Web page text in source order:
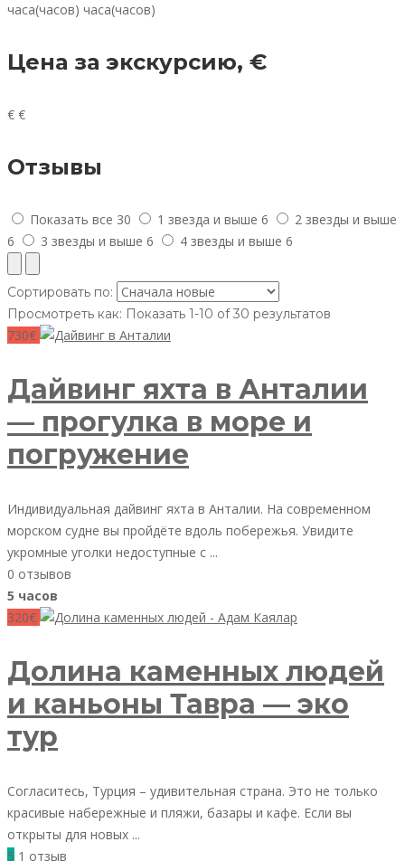
часа(часов) часа(часов)
Цена за экскурсию, €
€ €
Отзывы
Показать все 30 1 звезда и выше 6
2 звезды и выше
6
3 звезды и выше 6 4 звезды и выше 6
Сортировать по:
Просмотреть как: Показать 1-10 of 30 результатов
730€
Дайвинг яхта в Анталии
— прогулка в море и
погружение
Индивидуальная дайвинг яхта в Анталии. На современном
морском судне вы пройдёте вдоль побережья. Увидите
укромные уголки недоступные с ...
0 отзывов
5 часов
320€
Долина каменных людей
и каньоны Тавра — эко
тур
Согласитесь, Турция – удивительная страна. Это не только
красивые набережные и пляжи, базары и кафе. Если вы
открыты для новых ...
5 1 отзыв